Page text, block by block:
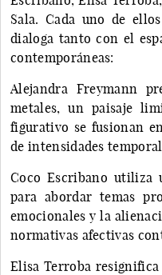
Sala. Cada uno de
dialoga tanto con el
contemporáneas:
Alejandra Freymann
metales, un paisaje
figurativo se fusionan
de intensidades
Coco Escribano utiliza
para abordar temas
emocionales y la
normativas afectivas
Elisa Terroba